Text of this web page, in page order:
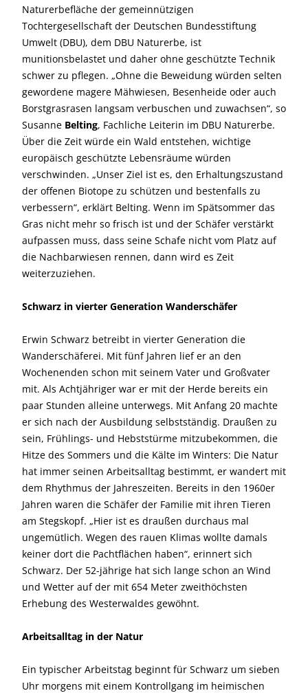
Naturerbefläche der gemeinnützigen
Tochtergesellschaft der Deutschen Bundesstiftung
Umwelt (DBU), dem DBU Naturerbe, ist
munitionsbelastet und daher ohne geschützte Technik
schwer zu pflegen. „Ohne die Beweidung würden selten
gewordene magere Mähwiesen, Besenheide oder auch
Borstgrasrasen langsam verbuschen und zuwachsen“, so
Susanne Belting, Fachliche Leiterin im DBU Naturerbe.
Über die Zeit würde ein Wald entstehen, wichtige
europäisch geschützte Lebensräume würden
verschwinden. „Unser Ziel ist es, den Erhaltungszustand
der offenen Biotope zu schützen und bestenfalls zu
verbessern“, erklärt Belting. Wenn im Spätsommer das
Gras nicht mehr so frisch ist und der Schäfer verstärkt
aufpassen muss, dass seine Schafe nicht vom Platz auf
die Nachbarwiesen rennen, dann wird es Zeit
weiterzuziehen.
Schwarz in vierter Generation Wanderschäfer
Erwin Schwarz betreibt in vierter Generation die
Wanderschäferei. Mit fünf Jahren lief er an den
Wochenenden schon mit seinem Vater und Großvater
mit. Als Achtjähriger war er mit der Herde bereits ein
paar Stunden alleine unterwegs. Mit Anfang 20 machte
er sich nach der Ausbildung selbstständig. Draußen zu
sein, Frühlings- und Hebststürme mitzubekommen, die
Hitze des Sommers und die Kälte im Winters: Die Natur
hat immer seinen Arbeitsalltag bestimmt, er wandert mit
dem Rhythmus der Jahreszeiten. Bereits in den 1960er
Jahren waren die Schäfer der Familie mit ihren Tieren
am Stegskopf. „Hier ist es draußen durchaus mal
ungemütlich. Wegen des rauen Klimas wollte damals
keiner dort die Pachtflächen haben“, erinnert sich
Schwarz. Der 52-jährige hat sich lange schon an Wind
und Wetter auf der mit 654 Meter zweithöchsten
Erhebung des Westerwaldes gewöhnt.
Arbeitsalltag in der Natur
Ein typischer Arbeitstag beginnt für Schwarz um sieben
Uhr morgens mit einem Kontrollgang im heimischen